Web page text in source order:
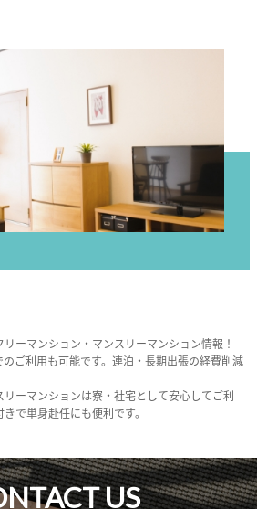
ーマンション・マンスリーマンション情報！
ご利用も可能です。連泊・長期出張の経費削減
ーマンションは寮・社宅として安心してご利
で単身赴任にも便利です。
US